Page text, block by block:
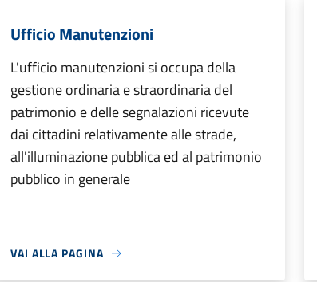
Ufficio Manutenzioni
L'ufficio manutenzioni si occupa della
gestione ordinaria e straordinaria del
patrimonio e delle segnalazioni ricevute
dai cittadini relativamente alle strade,
all'illuminazione pubblica ed al patrimonio
pubblico in generale
VAI ALLA PAGINA